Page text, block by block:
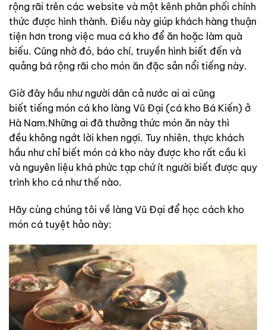
rộng rãi trên các website và một kênh phân phối chính
thức được hình thành. Điều này giúp khách hàng thuận
tiện hơn trong việc mua cá kho để ăn hoặc làm quà
biếu. Cũng nhờ đó, báo chí, truyền hình biết đến và
quảng bá rộng rãi cho món ăn đặc sản nổi tiếng này.
Giờ đây hầu như người dân cả nước ai ai cũng
biết tiếng món cá kho làng Vũ Đại (cá kho Bá Kiến) ở
Hà Nam.Những ai đã thưởng thức món ăn này thì
đều không ngớt lời khen ngợi. Tuy nhiên, thực khách
hầu như chỉ biết món cá kho này được kho rất cầu kì
và nguyên liệu khá phức tạp chứ ít người biết được quy
trình kho cá như thế nào.
Hãy cùng chúng tôi về làng Vũ Đại để học cách kho
món cá tuyệt hảo này: